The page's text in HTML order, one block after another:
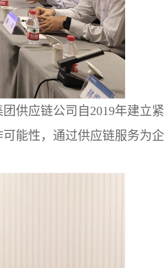
供应链公司自2019年建立紧
能性，通过供应链服务为企